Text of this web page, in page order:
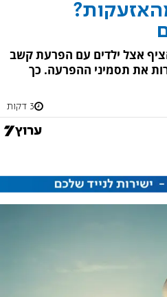
אצל ילדים עם הפרעת קשב
את תסמיני ההפרעה. כך
3 דקות